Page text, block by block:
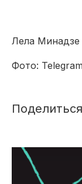
Лела Минадзе
Фото: